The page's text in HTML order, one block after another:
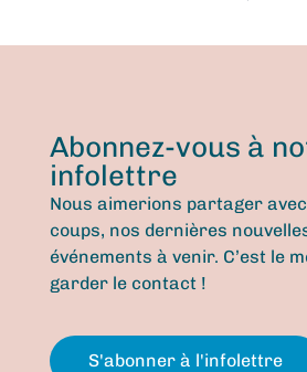
Abonnez-vous à
infolettre
Nous aimerions partager
coups, nos dernières
événements à venir. C’est le
garder le contact !
S'abonner à l'infolettre